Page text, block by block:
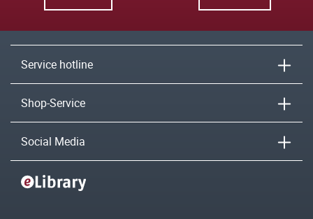
Service hotline
Shop-Service
Social Media